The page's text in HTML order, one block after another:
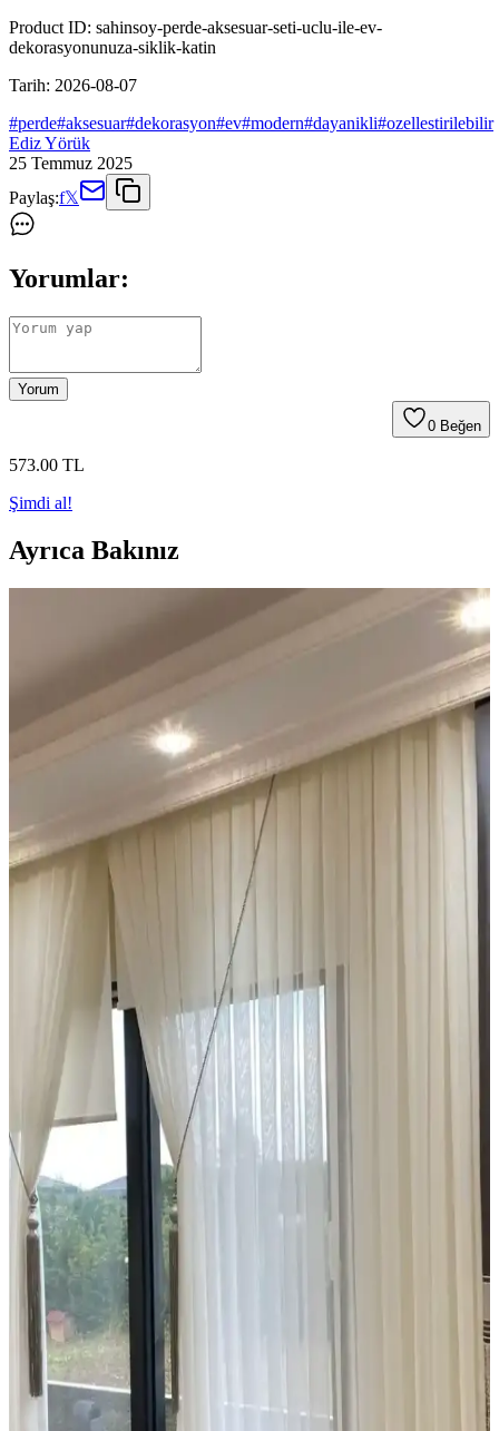
Product ID: sahinsoy-perde-aksesuar-seti-uclu-ile-ev-
dekorasyonunuza-siklik-katin
Tarih: 2026-08-07
#perde#aksesuar#dekorasyon#ev#modern#dayanikli#ozellestirilebilir
Ediz Yörük
25 Temmuz 2025
Paylaş:f𝕏
Yorumlar:
Yorum
0 Beğen
573.00 TL
Şimdi al!
Ayrıca Bakınız
Ucuz Tül Seçenekleri ve Kullanım İpuçları Ev ve
Uygun fiyatlı tüller, çeşitli renk ve doku seçenekleriyle
dekorasyonda estetik ve fonksiyonel çözümler sunar. Kalite ve
bakım ipuçlarıyla uzun ömürlü kullanım sağlar.
İkea Desenli Rulo Perdeler: Estetik ve
Fonksiyonelliği Bir Arada Sunan Çözümler
İkea desenli rulo perdeler, çeşitli desen ve renk seçenekleriyle estetik
ve fonksiyonellik sunar. Dayanıklı malzemeleri ve kolay
mekanizmasıyla iç mekan dekorasyonunuza pratik çözümler getirir.
Pencere Perde Sistemlerinde Montaj Derinliği ve
Estetik Seçeneklerin Önemi
Pencere kasası derinliği, perde ve panjur montajında kritik rol oynar.
İç ve dış montaj seçenekleri, yüzey özellikleri ve panjur kalınlığı
estetik ve işlevsellik açısından değerlendirilir.
Estetik ve İşlevsel Modern Perde Modelleriyle
Mekânlarınızı Geliştirin
Perdeler, estetik ve fonksiyonelliği bir arada sunan modern
tasarımlarla iç mekanların vazgeçilmez unsurlarıdır. Çeşitli malzeme
ve modellerle her mekâna uygun çözümler bulunabilir.
Yatak Odası Dekorasyonunda Konfor ve Estetiği
Artıran Ürünler ve Seçenekler
Yatak odası dekorasyonunda ergonomik yataklar, yumuşak yastıklar
ve şık örtülerle uyku kalitenizi yükseltin, odanızı kişisel tarzınıza
uygun hale getirin.
Bebek Odası Güvenliği İçin Halı ve Perde Seçimi
Rehberi